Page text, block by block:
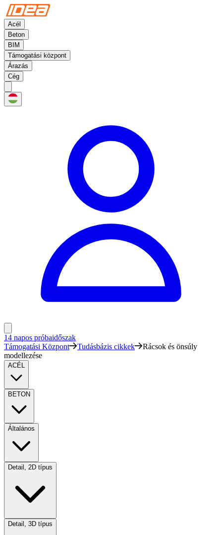
Acél
Beton
BIM
Támogatási központ
Árazás
Cég
14 napos próbaidőszak
Támogatási Központ
Tudásbázis cikkek
Rácsok és önsúly
modellezése
ACÉL
BETON
Általános
Detail, 2D típus
Detail, 3D típus